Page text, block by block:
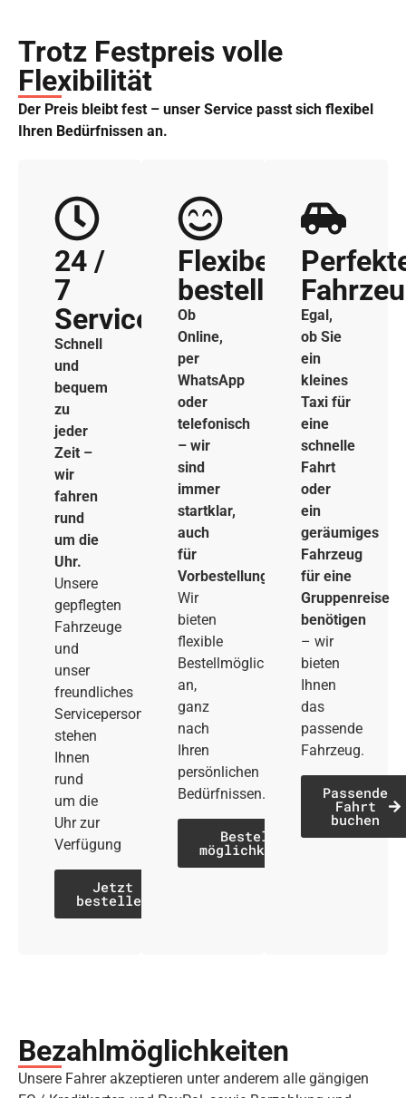
Trotz Festpreis volle
Flexibilität
Der Preis bleibt fest – unser Service passt sich flexibel
Ihren Bedürfnissen an.
24 /
7
Service
Schnell
und
bequem
zu
jeder
Zeit –
wir
fahren
rund
um die
Uhr.
Unsere
gepflegten
Fahrzeuge
und
unser
freundliches
Servicepersonal
stehen
Ihnen
rund
um die
Uhr zur
Verfügung
Jetzt
bestellen
Flexibel
bestellen
Ob
Online,
per
WhatsApp
oder
telefonisch
– wir
sind
immer
startklar,
auch
für
Vorbestellungen.
Wir
bieten
flexible
Bestellmöglichkeiten
an,
ganz
nach
Ihren
persönlichen
Bedürfnissen.
Bestell­
möglichkeiten
Egal,
ob Sie
ein
kleines
Taxi für
eine
schnelle
Fahrt
oder
ein
geräumiges
Fahrzeug
für eine
Gruppenreise
benötigen
– wir
bieten
Ihnen
das
passende
Fahrzeug.
Passende
Fahrt
buchen
Bezahl­möglich­keiten
Unsere Fahrer akzeptieren unter anderem alle gängigen